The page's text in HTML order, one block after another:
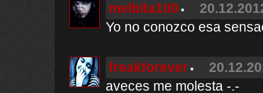
melbita100
Yo no conozco esa
freakforever
aveces me molesta -.-